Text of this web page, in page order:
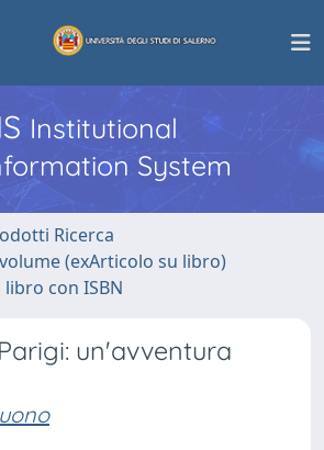
Institutional
System
Ricerca
(exArticolo su libro)
con ISBN
un'avventura